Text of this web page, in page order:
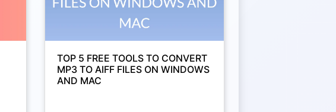
TOP 5 FREE TOOLS TO CONVERT
MP3 TO AIFF FILES ON WINDOWS
AND MAC